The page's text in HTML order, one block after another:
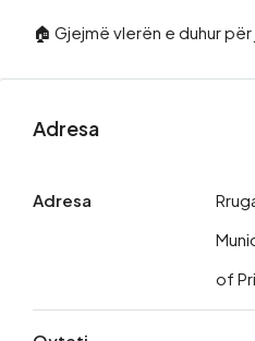
🏠 Gjejmë vlerën e duhur për
Adresa
Adresa
of